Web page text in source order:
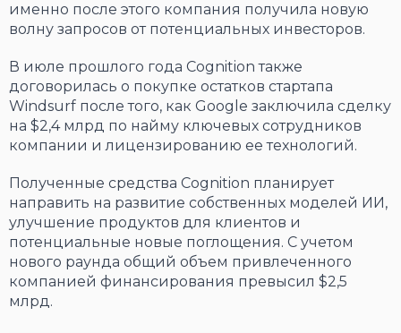
именно после этого компания получила новую
волну запросов от потенциальных инвесторов.
В июле прошлого года Cognition также
договорилась о покупке остатков стартапа
Windsurf после того, как Google заключила сделку
на $2,4 млрд по найму ключевых сотрудников
компании и лицензированию ее технологий.
Полученные средства Cognition планирует
направить на развитие собственных моделей ИИ,
улучшение продуктов для клиентов и
потенциальные новые поглощения. С учетом
нового раунда общий объем привлеченного
компанией финансирования превысил $2,5
млрд.